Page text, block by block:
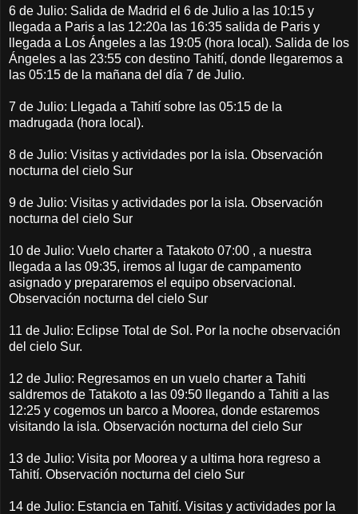
6 de Julio: Salida de Madrid el 6 de Julio a las 10:15 y
llegada a Paris a las 12:20a las 16:35 salida de Paris y
llegada a Los Ángeles a las 19:05 (hora local). Salida de los
Ángeles a las 23:55 con destino Tahití, donde llegaremos a
las 05:15 de la mañana del día 7 de Julio.
7 de Julio: Llegada a Tahití sobre las 05:15 de la
madrugada (hora local).
8 de Julio: Visitas y actividades por la isla. Observación
nocturna del cielo Sur
9 de Julio: Visitas y actividades por la isla. Observación
nocturna del cielo Sur
10 de Julio: Vuelo charter a Tatakoto 07:00 , a nuestra
llegada a las 09:35, iremos al lugar de campamento
asignado y prepararemos el equipo observacional.
Observación nocturna del cielo Sur
11 de Julio: Eclipse Total de Sol. Por la noche observación
del cielo Sur.
12 de Julio: Regresamos en un vuelo charter a Tahiti
saldremos de Tatakoto a las 09:50 llegando a Tahiti a las
12:25 y cogemos un barco a Moorea, donde estaremos
visitando la isla. Observación nocturna del cielo Sur
13 de Julio: Visita por Moorea y a ultima hora regreso a
Tahití. Observación nocturna del cielo Sur
14 de Julio: Estancia en Tahití. Visitas y actividades por la